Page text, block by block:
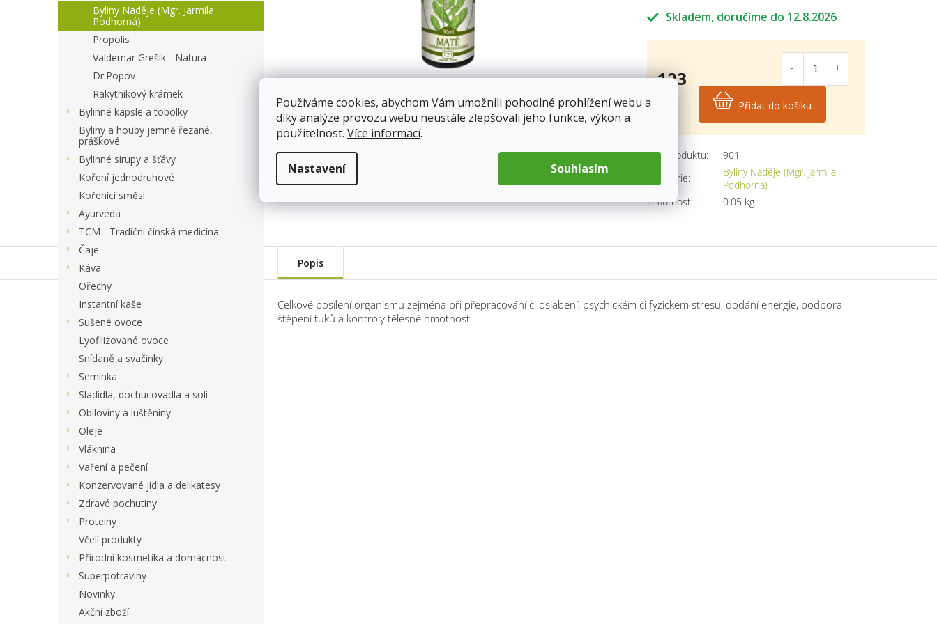
Používáme cookies, abychom Vám umožnili pohodlné prohlížení webu a
díky analýze provozu webu neustále zlepšovali jeho funkce, výkon a
použitelnost. Více informací.
Nastavení Souhlasím
a
e
Byliny Naděje (Mgr. Jarmila
Podhorná)
Propolis
Valdemar Grešík - Natura
Dr.Popov
Rakytníkový krámek
Bylinné kapsle a tobolky
Byliny a houby jemně řezané,
práškové
Bylinné sirupy a šťávy
Koření jednodruhové
Kořenící směsi
Ayurveda
TCM - Tradiční čínská medicína
Čaje
Káva
Ořechy
Instantní kaše
Sušené ovoce
Lyofilizované ovoce
Snídaně a svačinky
Semínka
Sladidla, dochucovadla a soli
Obiloviny a luštěniny
Oleje
Vláknina
Vaření a pečení
Konzervované jídla a delikatesy
Zdravé pochutiny
Proteiny
Včelí produkty
Přírodní kosmetika a domácnost
Superpotraviny
Novinky
Akční zboží
Skladem 12.8.2026
Kód produktu:
901
Kategorie:
Byliny Naděje (Mgr. Jarmila
Podhorná)
Hmotnost: 0.05 kg
123
Přidat do košíku
Popis
Celkové posílení organismu zejména při přepracování či oslabení, psychickém či fyzickém stresu, dodání energie, podpora
štěpení tuků a kontroly tělesné hmotnosti.